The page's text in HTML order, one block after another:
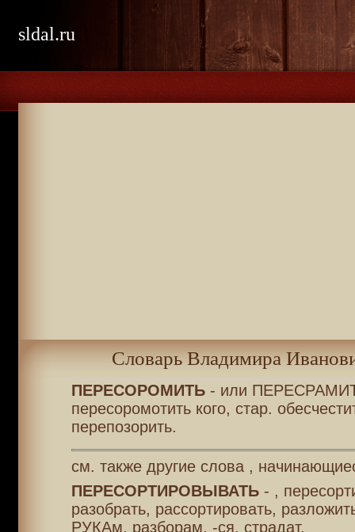
sldal.ru
Словарь Владимира
ПЕРЕСОРОМИТЬ- или
пересоромотить кого, стар.
перепозорить.
см. также другие слова ,
ПЕРЕСОРТИРОВЫВАТЬ- ,
разобрать, рассортировать,
РУКАм, разборам. -ся, страдат.